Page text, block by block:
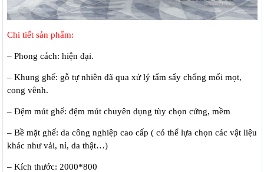
Chi tiết sản phẩm:
– Phong cách: hiện đại.
– Khung ghế: gỗ tự nhiên đã qua xử lý tẩm sấy chống mối mọt,
cong vênh.
– Đệm mút ghế: đệm mút chuyên dụng tùy chọn cứng, mềm
– Bề mặt ghế: da công nghiệp cao cấp ( có thể lựa chọn các vật liệu
khác như vải, nỉ, da thật…)
– Kích thước: 2000*800